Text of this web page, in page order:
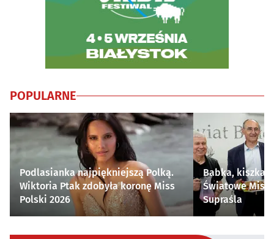
POPULARNE
Podlasianka najpiękniejszą Polką.
Wiktoria Ptak zdobyła koronę Miss
Polski 2026
Babka, kiszka i
Światowe
Supraśla